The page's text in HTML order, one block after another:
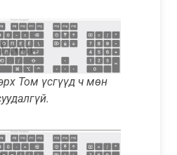
Том үсгүүд ч мөн